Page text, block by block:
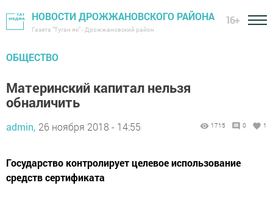
НОВОСТИ ДРОЖЖАНОВСКОГО РАЙОНА
Газета "Туган як" - Дрожжановский район
16+
ОБЩЕСТВО
Материнский капитал нельзя
обналичить
admin, 26 ноября 2018 - 14:55 1715 0 1
Государство контролирует целевое использование
средств сертификата